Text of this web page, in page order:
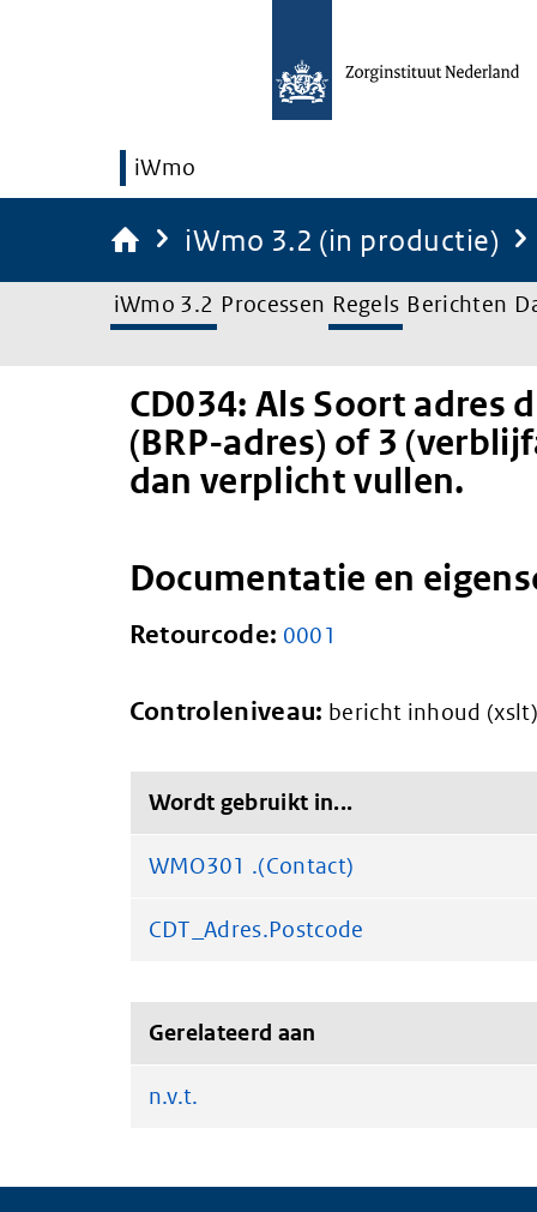
iWmo
iWmo 3.2 (in productie)
iWmo 3.2 Processen Regels Berichten
CD034: Als Soort adres
(BRP-adres) of 3
dan verplicht vullen.
Documentatie en
Retourcode: 0001
Controleniveau: bericht inhoud
Wordt gebruikt in...
WMO301 .(Contact)
CDT_Adres.Postcode
Gerelateerd aan
n.v.t.